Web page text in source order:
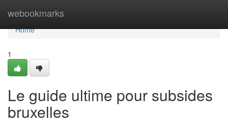
webookmarks
Home
Home
1
Le guide ultime pour subsides
bruxelles